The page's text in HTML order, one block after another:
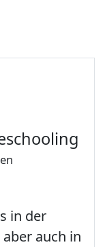
in der
auch in